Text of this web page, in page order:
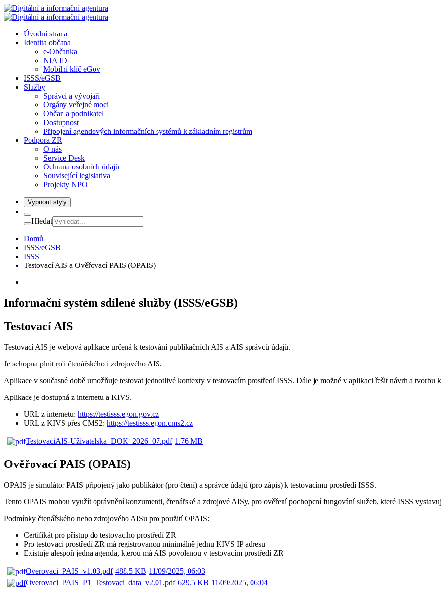
Úvodní strana
Identita občana
e-Občanka
NIA ID
Mobilní klíč eGov
ISSS/eGSB
Služby
Správci a vývojáři
Orgány veřejné moci
Občan a podnikatel
Dostupnost
Připojení agendových informačních systémů k základním registrům
Podpora ZR
O nás
Service Desk
Ochrana osobních údajů
Související legislativa
Projekty NPO
Vypnout styly
Hledat
Domů
ISSS/eGSB
ISSS
Testovací AIS a Ověřovací PAIS (OPAIS)
Informační systém sdílené služby (ISSS/eGSB)
Testovací AIS
Testovací AIS je webová aplikace určená k testování publikačních AIS a AIS správců údajů.
Je schopna plnit roli čtenářského i zdrojového AIS.
Aplikace v současné době umožňuje testovat jednotlivé kontexty v testovacím prostředí ISSS. Dále je možné v aplikaci řešit návrh a tvorbu
Aplikace je dostupná z internetu a KIVS.
URL z internetu: https://testisss.egon.gov.cz
URL z KIVS přes CMS2: https://testisss.egon.cms2.cz
TestovaciAIS-Uživatelska_DOK_2026_07.pdf 1.76 MB
Ověřovací PAIS (OPAIS)
OPAIS je simulátor PAIS připojený jako publikátor (pro čtení) a správce údajů (pro zápis) k testovacímu prostředí ISSS.
Tento OPAIS mohou využít oprávnění konzumenti, čtenářské a zdrojové AISy, pro ověření pochopení fungování služeb, které ISSS
Podmínky čtenářského nebo zdrojového AISu pro použití OPAIS:
Certifikát pro přístup do testovacího prostředí ZR
Pro testovací prostředí ZR má registrovanou minimálně jednu KIVS IP adresu
Existuje alespoň jedna agenda, kterou má AIS povolenou v testovacím prostředí ZR
Overovaci_PAIS_v1.03.pdf 488.5 KB 11/09/2025, 06:03
Overovaci_PAIS_P1_Testovaci_data_v2.01.pdf 629.5 KB 11/09/2025, 06:04